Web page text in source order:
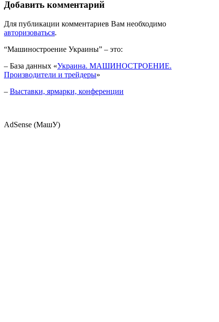
Добавить комментарий
Для публикации комментариев Вам необходимо
авторизоваться.
“Машиностроение Украины” – это:
– База данных «Украина. МАШИНОСТРОЕНИЕ.
Производители и трейдеры»
– Выставки, ярмарки, конференции
AdSense (МашУ)